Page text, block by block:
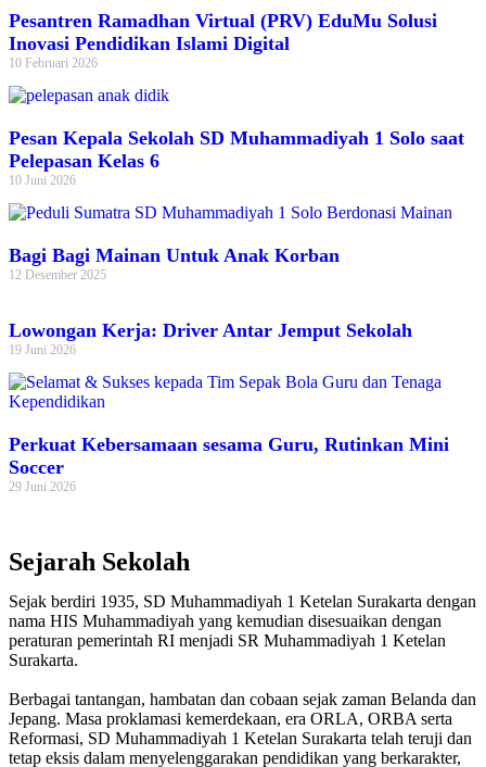
Pesantren Ramadhan Virtual (PRV) EduMu Solusi
Inovasi Pendidikan Islami Digital
10 Februari 2026
Pesan Kepala Sekolah SD Muhammadiyah 1 Solo saat
Pelepasan Kelas 6
10 Juni 2026
Bagi Bagi Mainan Untuk Anak Korban
12 Desember 2025
Lowongan Kerja: Driver Antar Jemput Sekolah
19 Juni 2026
Perkuat Kebersamaan sesama Guru, Rutinkan Mini
Soccer
29 Juni 2026
Sejarah Sekolah
Sejak berdiri 1935, SD Muhammadiyah 1 Ketelan Surakarta dengan
nama HIS Muhammadiyah yang kemudian disesuaikan dengan
peraturan pemerintah RI menjadi SR Muhammadiyah 1 Ketelan
Surakarta.
Berbagai tantangan, hambatan dan cobaan sejak zaman Belanda dan
Jepang. Masa proklamasi kemerdekaan, era ORLA, ORBA serta
Reformasi, SD Muhammadiyah 1 Ketelan Surakarta telah teruji dan
tetap eksis dalam menyelenggarakan pendidikan yang berkarakter,